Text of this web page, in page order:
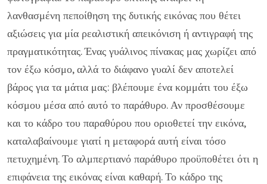
λανθασμένη πεποίθηση της δυτικής εικόνας που θέτει
αξιώσεις για μία ρεαλιστική απεικόνιση ή αντιγραφή της
πραγματικότητας. Ένας γυάλινος πίνακας μας χωρίζει από
τον έξω κόσμο, αλλά το διάφανο γυαλί δεν αποτελεί
βάρος για τα μάτια μας: βλέπουμε ένα κομμάτι του έξω
κόσμου μέσα από αυτό το παράθυρο. Αν προσθέσουμε
και το κάδρο του παραθύρου που οριοθετεί την εικόνα,
καταλαβαίνουμε γιατί η μεταφορά αυτή είναι τόσο
πετυχημένη. Το αλμπερτιανό παράθυρο προϋποθέτει ότι η
επιφάνεια της εικόνας είναι καθαρή. Το κάδρο της